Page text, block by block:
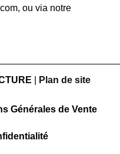
ou via notre
Plan de site
Générales de Vente